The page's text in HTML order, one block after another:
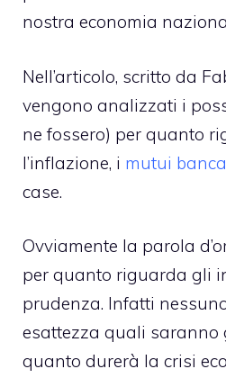
nostra economia
Nell’articolo, scritto da
vengono analizzati i
ne fossero) per quanto
l’inflazione, i mutui
case.
Ovviamente la parola
per quanto riguarda gli
prudenza. Infatti
esattezza quali saranno
quanto durerà la crisi